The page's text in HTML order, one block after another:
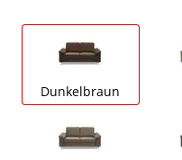
Dunkelbraun